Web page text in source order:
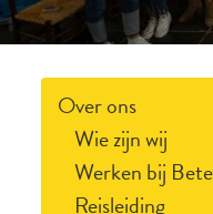
Over ons
Wie zijn wij
Werken bij
Reisleiding